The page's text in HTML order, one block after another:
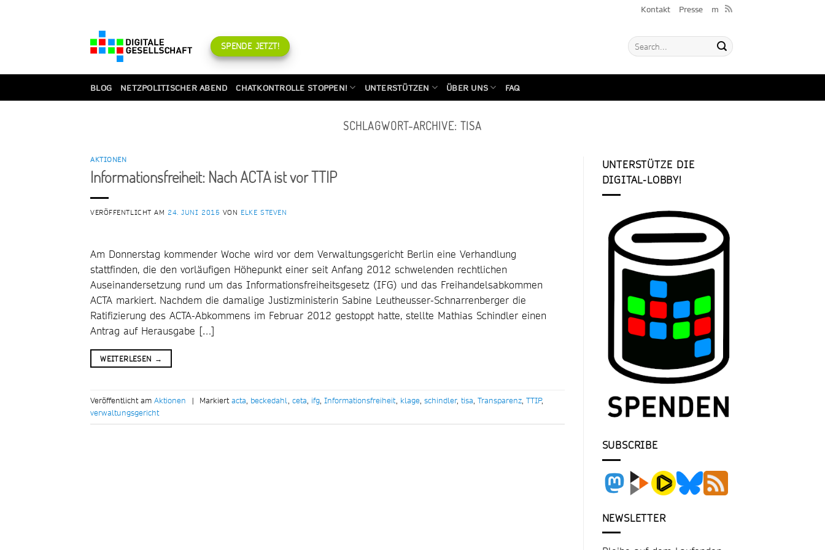
Kontakt Presse m
SPENDE JETZT!
BLOG NETZPOLITISCHER ABEND CHATKONTROLLE STOPPEN! UNTERSTÜTZEN ÜBER UNS FAQ
SCHLAGWORT-ARCHIVE: TISA
AKTIONEN
Informationsfreiheit: Nach ACTA ist vor TTIP
VERÖFFENTLICHT AM 24. JUNI 2015 VON ELKE STEVEN
Am Donnerstag kommender Woche wird vor dem Verwaltungsgericht Berlin eine Verhandlung
stattfinden, die den vorläufigen Höhepunkt einer seit Anfang 2012 schwelenden rechtlichen
Auseinandersetzung rund um das Informationsfreiheitsgesetz (IFG) und das Freihandelsabkommen
ACTA markiert. Nachdem die damalige Justizministerin Sabine Leutheusser-Schnarrenberger die
Ratifizierung des ACTA-Abkommens im Februar 2012 gestoppt hatte, stellte Mathias Schindler einen
Antrag auf Herausgabe […]
WEITERLESEN →
Veröffentlicht am Aktionen | Markiertacta, beckedahl, ceta, ifg, Informationsfreiheit, klage, schindler, tisa, Transparenz, TTIP,
verwaltungsgericht
UNTERSTÜTZE DIE
DIGITAL-LOBBY!
SUBSCRIBE
NEWSLETTER